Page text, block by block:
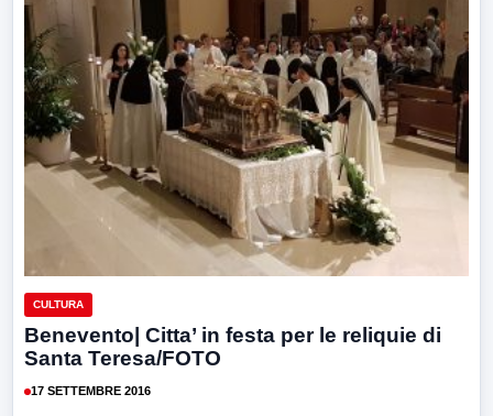
CULTURA
Benevento| Citta’ in festa per le reliquie di
Santa Teresa/FOTO
17 SETTEMBRE 2016